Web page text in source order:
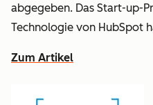
abgegeben. Das Start-up-
Technologie von HubSpot
Zum Artikel